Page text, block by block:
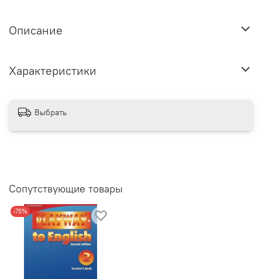
Описание
Характеристики
Выбрать
Сопутствующие товары
-75%